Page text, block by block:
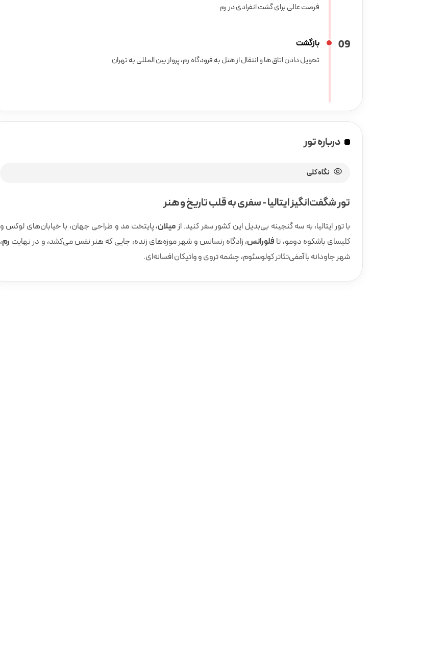
فرصت عالی برای گشت انفرادی در رم
09 بازگشت
تحویل دادن اتاق ها و انتقال از هتل به فرودگاه رم، پرواز بین المللی به تهران
درباره تور
نگاه کلی
تور شگفت‌انگیز ایتالیا - سفری به قلب تاریخ و هنر
با تور ایتالیا، به سه گنجینه‌ بی‌بدیل این کشور سفر کنید. از میلان، پایتخت مد و طراحی جهان، با خیابان‌های لوکس و
کلیسای باشکوه دومو، تا فلورانس، زادگاه رنسانس و شهر موزه‌های زنده، جایی که هنر نفس می‌کشد، و در نهایت رم،
شهر جاودانه با آمفی‌تئاتر کولوسئوم، چشمه تروی و واتیکان افسانه‌ای.